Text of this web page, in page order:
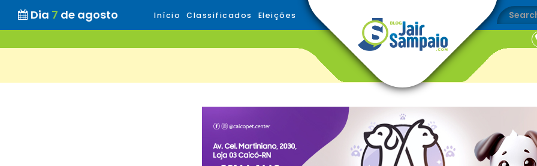
Dia 7 de agosto Início Classificados Eleições